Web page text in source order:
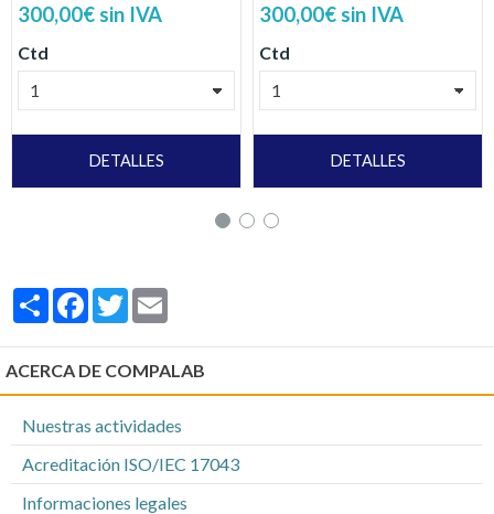
300,00€ sin IVA
Ctd
DETALLES
300,00€ sin IVA
Ctd
DETALLES
PartagerFacebook
Twitter
ACERCA DE COMPALAB
Nuestras actividades
Acreditación ISO/IEC 17043
Informaciones legales